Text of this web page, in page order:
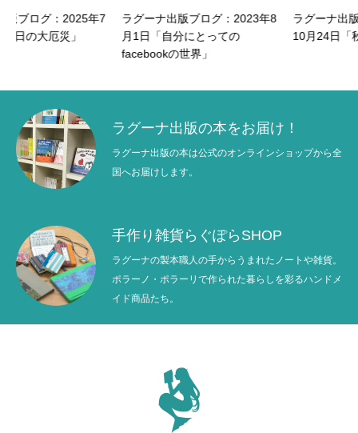
ラグーナ出版ブログ：2023年8
月1日「自分にとっての
ラグーナ出版ブログ：2022年
10月24日「秋の休日」
ラグーナ出版の本をお届け！
ラグーナ出版の本は公式のオンラインショップから全
国へお届けします。
手作り雑貨らぐぽらSHOP
ラグーナの製本職人の手からうまれたノートや雑貨。
ポラーノ・ポラーリで作られた暮らしを彩るハンドメ
イド商品たち。